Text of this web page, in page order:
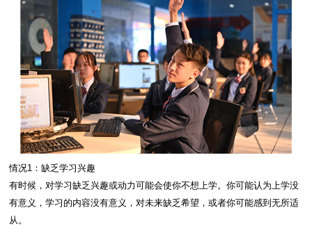
情况1：缺乏学习兴趣
有时候，对学习缺乏兴趣或动力可能会使你不想上学。你可能认为上学没
有意义，学习的内容没有意义，对未来缺乏希望，或者你可能感到无所适
从。